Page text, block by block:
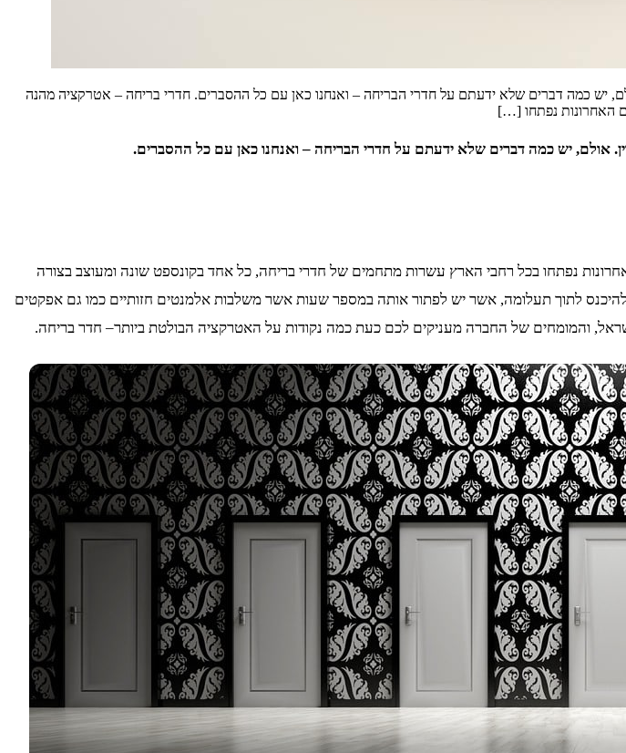
יש כמה דברים שלא ידעתם על חדרי הבריחה – ואנחנו כאן עם כל ההסברים. חדרי בריחה – אטרקציה מהנה
האחרונות נפתחו […]
אולם, יש כמה דברים שלא ידעתם על חדרי הבריחה – ואנחנו כאן עם כל ההסברים.
נפתחו בכל רחבי הארץ עשרות מתחמים של חדרי בריחה, כל אחד בקונספט שונה ומעוצב בצורה
לתוך תעלומה, אשר יש לפתור אותה במספר שעות אשר משלבות אלמנטים חזותיים כמו גם אפקטים
והמומחים של החברה מעניקים לכם כעת כמה נקודות על האטרקציה הבולטת ביותר– חדר בריחה.